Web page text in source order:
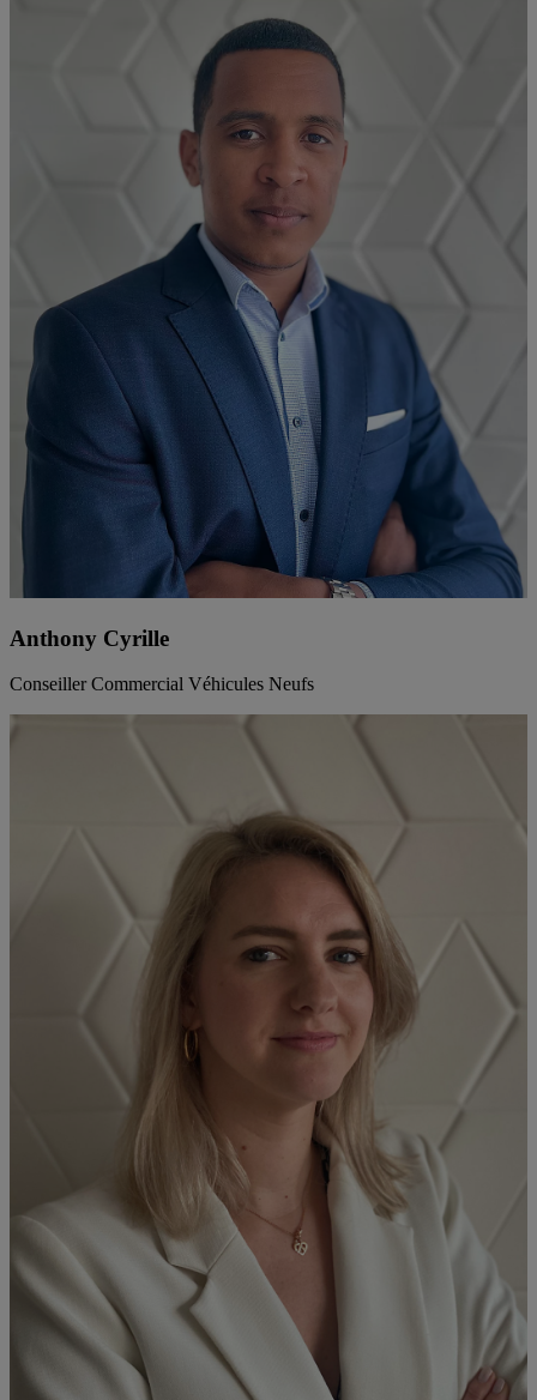
Anthony Cyrille
Conseiller Commercial Véhicules Neufs